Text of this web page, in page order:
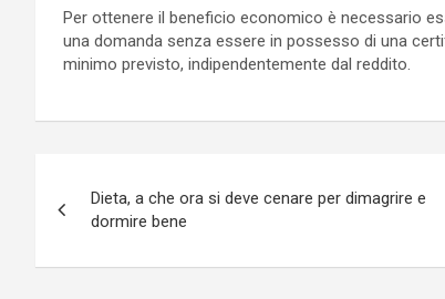
Per ottenere il beneficio economico è necessario
una domanda senza essere in possesso di una
minimo previsto, indipendentemente dal reddito.
articoli
Dieta, a che ora si deve cenare per dimagrire e
dormire bene